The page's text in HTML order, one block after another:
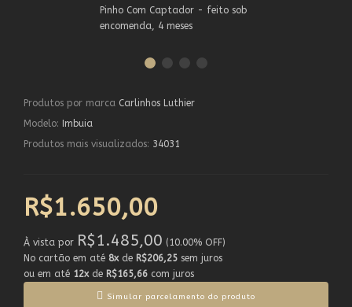
Produtos por marca Carlinhos Luthier
Modelo:
Imbuia
Produtos mais visualizados: 34031
R$1.650,00
À vista por R$1.485,00 (10.00% OFF)
No cartão em até 8xde R$206,25 sem juros
ou em até 12xde R$165,66 com juros
Simular parcelamento do produto